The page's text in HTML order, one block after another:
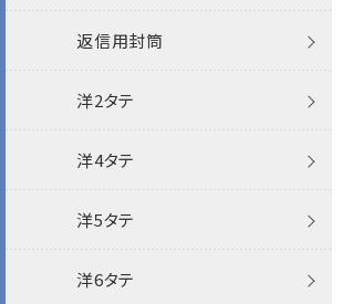
フタ折
給与明細封筒
角2封筒
透けない封筒
ケント
パステル
撥水封筒
クラフト封筒
角20封筒(国際A4)
クラフト封筒
白封筒
角A4封筒
透けない撥水封筒
A4封筒
返信用封筒
洋2タテ
洋4タテ
洋5タテ
洋6タテ